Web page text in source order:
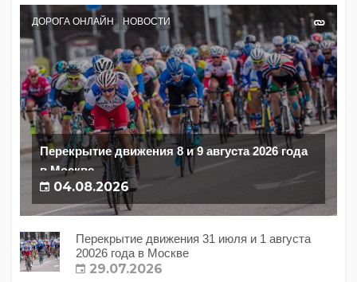
ДОРОГА ОНЛАЙН НОВОСТИ
Перекрытие движения 8 и 9 августа 2026 года
в Москве
04.08.2026
Перекрытие движения 31 июля и 1 августа
20026 года в Москве
29.07.2026